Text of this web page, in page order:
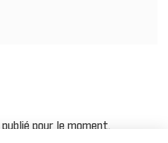
pour le moment.